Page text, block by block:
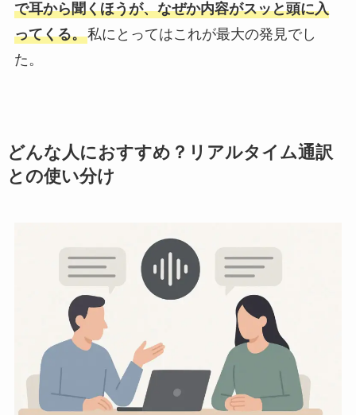
で耳から聞くほうが、なぜか内容がスッと頭に入
ってくる。私にとってはこれが最大の発見でし
た。
どんな人におすすめ？リアルタイム通訳
との使い分け